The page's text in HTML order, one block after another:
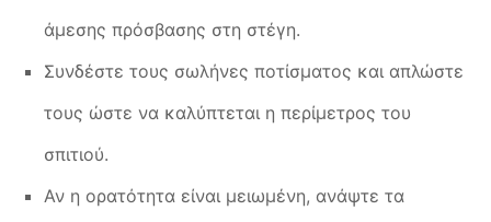
άμεσης πρόσβασης στη στέγη.
Συνδέστε τους σωλήνες ποτίσματος και απλώστε
τους ώστε να καλύπτεται η περίμετρος του
σπιτιού.
Αν η ορατότητα είναι μειωμένη, ανάψτε τα